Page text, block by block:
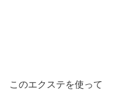
このエクステを使って